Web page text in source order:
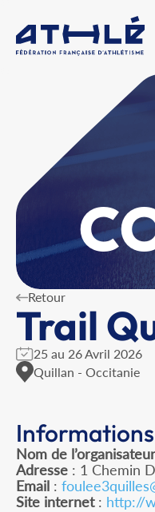
Retour
Trail
25 au 26 Avril 2026
Quillan - Occitanie
Nom de l’organisateur
Adresse : 1 Chemin
Email :
Site internet: http://